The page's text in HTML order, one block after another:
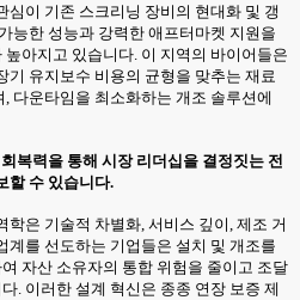
심이 기존 스크리닝 장비의 현대화 및 갱
능한 성능과 강력한 애프터마켓 지원을
아지고 있습니다. 이 지역의 바이어들은
기 유지보수 비용의 균형을 맞추는 재료
다운타임을 최소화하는 개조 솔루션에
복력을 통해 시장 리더십을 결정짓는 전
할 수 있습니다.
학은 기술적 차별화, 서비스 깊이, 제조 거
계를 선도하는 기업들은 설치 및 개조를
자산 소유자의 통합 위험을 줄이고 조달
. 이러한 설계 혁신은 종종 연장 보증 제